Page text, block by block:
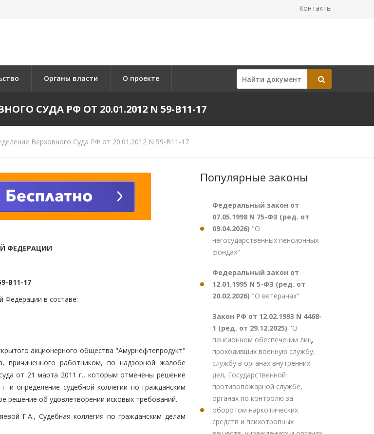
Контакты
Органы власти О проекте
СУДА РФ ОТ 20.01.2012 N 59-В11-17
Верховного Суда РФ от 20.01.2012 N 59-В11-17
ФЕДЕРАЦИИ
В11-17
Федерации в составе:
акционерного общества "Амурнефтепродукт"
работником, по надзорной жалобе
от 21 марта 2011 г., которым отменены решение
и определение судебной коллегии по гражданским
решение об удовлетворении исковых требований.
Г.А., Судебная коллегия по гражданским делам
Популярные законы
Федеральный закон от
07.05.1998 N 75-ФЗ (ред. от
09.04.2026) "О
негосударственных пенсионных
фондах"
Федеральный закон от
12.01.1995 N 5-ФЗ (ред. от
20.02.2026) "О ветеранах"
Закон РФ от 12.02.1993 N 4468-
1 (ред. от 29.12.2025) "О
пенсионном обеспечении лиц,
проходивших военную службу,
службу в органах внутренних
дел, Государственной
противопожарной службе,
органах по контролю за
оборотом наркотических
средств и психотропных